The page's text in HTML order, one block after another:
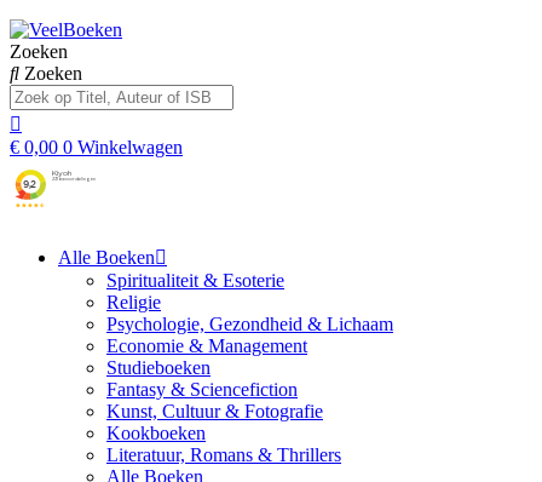
Zoeken
Zoeken
€ 0,00 0 Winkelwagen
Alle Boeken
Spiritualiteit & Esoterie
Religie
Psychologie, Gezondheid & Lichaam
Economie & Management
Studieboeken
Fantasy & Sciencefiction
Kunst, Cultuur & Fotografie
Kookboeken
Literatuur, Romans & Thrillers
Alle Boeken